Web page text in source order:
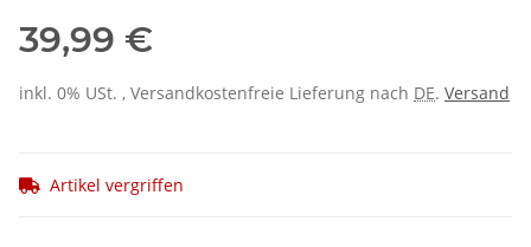
39,99 €
inkl. 0% USt. , Versandkostenfreie Lieferung nach DE. Versand
Artikel vergriffen